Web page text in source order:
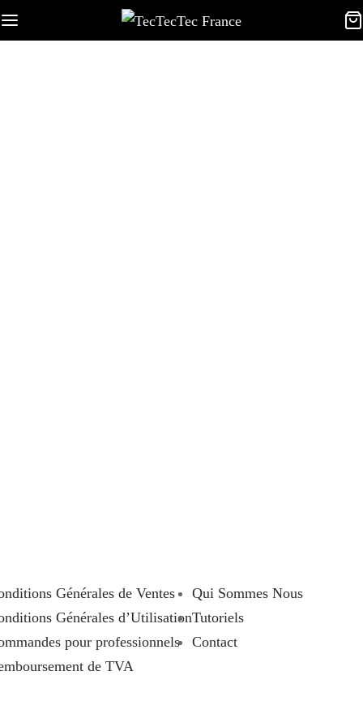
Générales de Ventes
Générales d’Utilisation
pour professionnels
de TVA
Qui Sommes Nous
Tutoriels
Contact